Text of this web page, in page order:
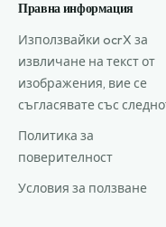
Правна информация
Използвайки ocrX за
извличане на текст от
изображения, вие се
съгласявате със
Политика за
поверителност
Условия за ползване